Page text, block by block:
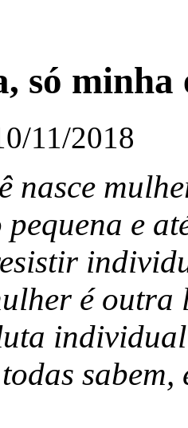
só minha
11/2018
nasce
pequena e
é